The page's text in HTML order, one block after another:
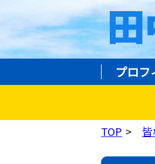
プロフ
TOP